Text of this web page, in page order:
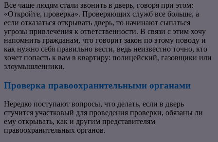
Все чаще людям стали звонить в дверь, говоря при этом:
«Откройте, проверка». Проверяющих служб все больше, а
если отказаться открывать дверь, то начинают сыпаться
угрозы привлечения к ответственности. В связи с этим хочу
напомнить гражданам, что говорит закон по этому поводу и
как нужно себя правильно вести, ведь неизвестно точно, кто
хочет попасть к вам в квартиру: полицейский, газовщики или
злоумышленники.
Проверка правоохранительными органами
Нередко поступают вопросы, что делать, если в дверь
стучится участковый для проведения проверки, обязаны ли
ему открывать, как и другим представителям
правоохранительных органов.